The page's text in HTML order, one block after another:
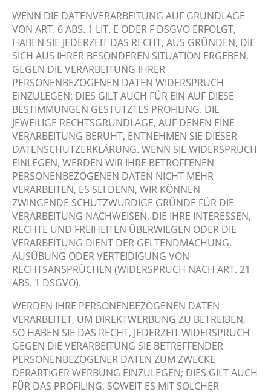
WENN DIE DATENVERARBEITUNG AUF GRUNDLAGE
VON ART. 6 ABS. 1 LIT. E ODER F DSGVO ERFOLGT,
HABEN SIE JEDERZEIT DAS RECHT, AUS GRÜNDEN, DIE
SICH AUS IHRER BESONDEREN SITUATION ERGEBEN,
GEGEN DIE VERARBEITUNG IHRER
PERSONENBEZOGENEN DATEN WIDERSPRUCH
EINZULEGEN; DIES GILT AUCH FÜR EIN AUF DIESE
BESTIMMUNGEN GESTÜTZTES PROFILING. DIE
JEWEILIGE RECHTSGRUNDLAGE, AUF DENEN EINE
VERARBEITUNG BERUHT, ENTNEHMEN SIE DIESER
DATENSCHUTZERKLÄRUNG. WENN SIE WIDERSPRUCH
EINLEGEN, WERDEN WIR IHRE BETROFFENEN
PERSONENBEZOGENEN DATEN NICHT MEHR
VERARBEITEN, ES SEI DENN, WIR KÖNNEN
ZWINGENDE SCHUTZWÜRDIGE GRÜNDE FÜR DIE
VERARBEITUNG NACHWEISEN, DIE IHRE INTERESSEN,
RECHTE UND FREIHEITEN ÜBERWIEGEN ODER DIE
VERARBEITUNG DIENT DER GELTENDMACHUNG,
AUSÜBUNG ODER VERTEIDIGUNG VON
RECHTSANSPRÜCHEN (WIDERSPRUCH NACH ART. 21
ABS. 1 DSGVO).
WERDEN IHRE PERSONENBEZOGENEN DATEN
VERARBEITET, UM DIREKTWERBUNG ZU BETREIBEN,
SO HABEN SIE DAS RECHT, JEDERZEIT WIDERSPRUCH
GEGEN DIE VERARBEITUNG SIE BETREFFENDER
PERSONENBEZOGENER DATEN ZUM ZWECKE
DERARTIGER WERBUNG EINZULEGEN; DIES GILT AUCH
FÜR DAS PROFILING, SOWEIT ES MIT SOLCHER